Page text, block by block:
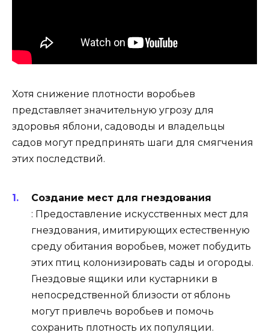
Хотя снижение плотности воробьев
представляет значительную угрозу для
здоровья яблони, садоводы и владельцы
садов могут предпринять шаги для смягчения
этих последствий.
Создание мест для гнездования
: Предоставление искусственных мест для
гнездования, имитирующих естественную
среду обитания воробьев, может побудить
этих птиц колонизировать сады и огороды.
Гнездовые ящики или кустарники в
непосредственной близости от яблонь
могут привлечь воробьев и помочь
сохранить плотность их популяции.